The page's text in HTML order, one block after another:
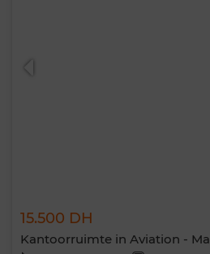
15.500 DH
Kantoorruimte in Aviation -